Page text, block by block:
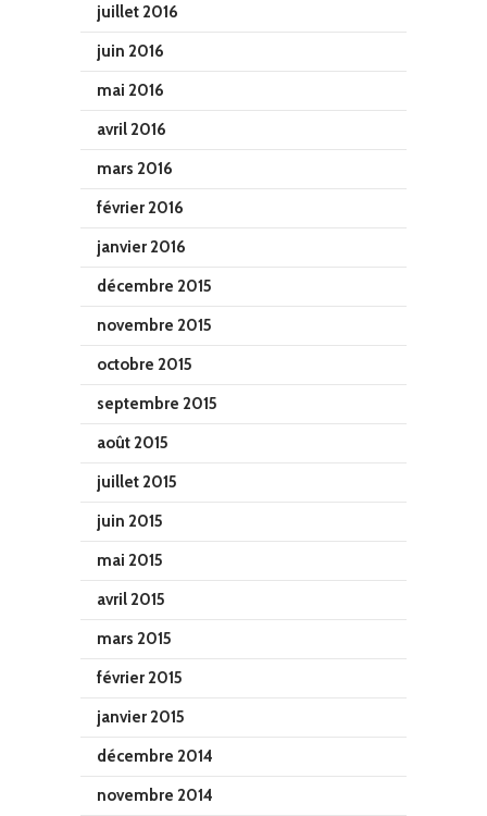
juillet 2016
juin 2016
mai 2016
avril 2016
mars 2016
février 2016
janvier 2016
décembre 2015
novembre 2015
octobre 2015
septembre 2015
août 2015
juillet 2015
juin 2015
mai 2015
avril 2015
mars 2015
février 2015
janvier 2015
décembre 2014
novembre 2014